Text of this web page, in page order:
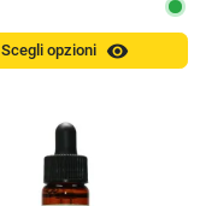
Scegli opzioni visibility